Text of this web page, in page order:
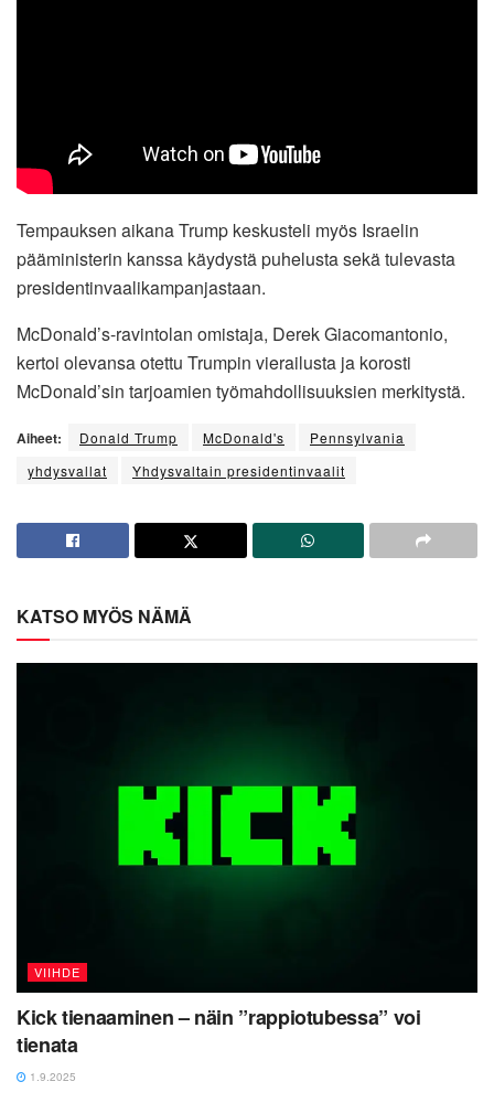
Tempauksen aikana Trump keskusteli myös Israelin
pääministerin kanssa käydystä puhelusta sekä tulevasta
presidentinvaalikampanjastaan.
McDonald’s-ravintolan omistaja, Derek Giacomantonio,
kertoi olevansa otettu Trumpin vierailusta ja korosti
McDonald’sin tarjoamien työmahdollisuuksien merkitystä.
Aiheet: Donald Trump McDonald's
Pennsylvania
yhdysvallat
Yhdysvaltain presidentinvaalit
KATSO MYÖS NÄMÄ
VIIHDE
Kick tienaaminen – näin ”rappiotubessa” voi
tienata
1.9.2025